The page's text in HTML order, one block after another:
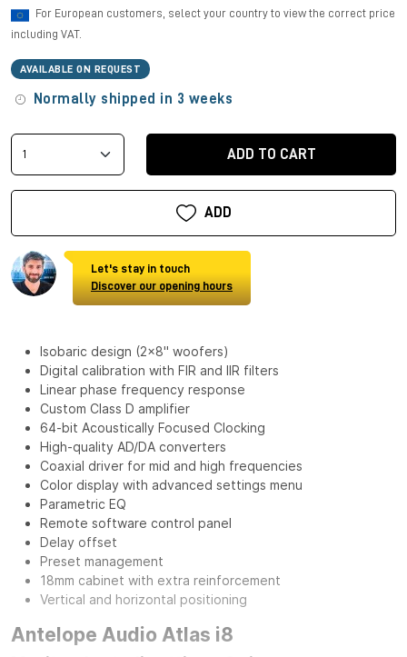
For European customers, select your country to view the correct price
including VAT.
AVAILABLE ON REQUEST
Normally shipped in 3 weeks
ADD TO CART
ADD
Let's stay in touch
Discover our opening hours
Isobaric design (2x8" woofers)
Digital calibration with FIR and IIR filters
Linear phase frequency response
Custom Class D amplifier
64-bit Acoustically Focused Clocking
High-quality AD/DA converters
Coaxial driver for mid and high frequencies
Color display with advanced settings menu
Parametric EQ
Remote software control panel
Delay offset
Preset management
18mm cabinet with extra reinforcement
Vertical and horizontal positioning
Antelope Audio Atlas i8